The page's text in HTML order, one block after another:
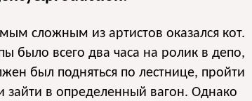
сложным из артистов оказался кот.
было всего два часа на ролик в депо,
был подняться по лестнице, пройти
в определенный вагон. Однако